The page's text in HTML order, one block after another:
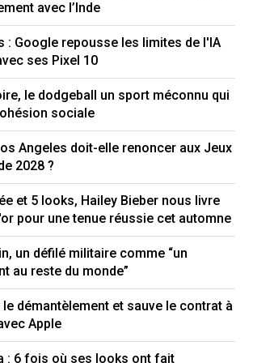
(au premier rang, au centre) à
© Julia Guggenheim, France 24
avec l’Inde
: Google repousse les limites de l'IA
ses Pixel 10
le dodgeball un sport méconnu qui
sociale
Angeles doit-elle renoncer aux Jeux
2028 ?
et 5 looks, Hailey Bieber nous livre
pour une tenue réussie cet automne
un défilé militaire comme “un
au reste du monde”
démantèlement et sauve le contrat à
Apple
: 6 fois où ses looks ont fait